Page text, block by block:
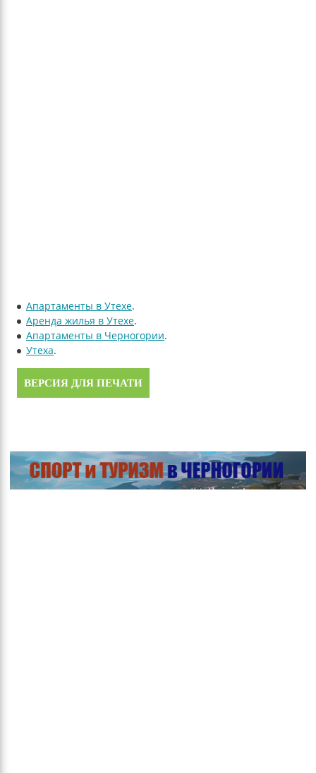
Апартаменты в Утехе.
Аренда жилья в Утехе.
Апартаменты в Черногории.
Утеха.
ВЕРСИЯ ДЛЯ ПЕЧАТИ